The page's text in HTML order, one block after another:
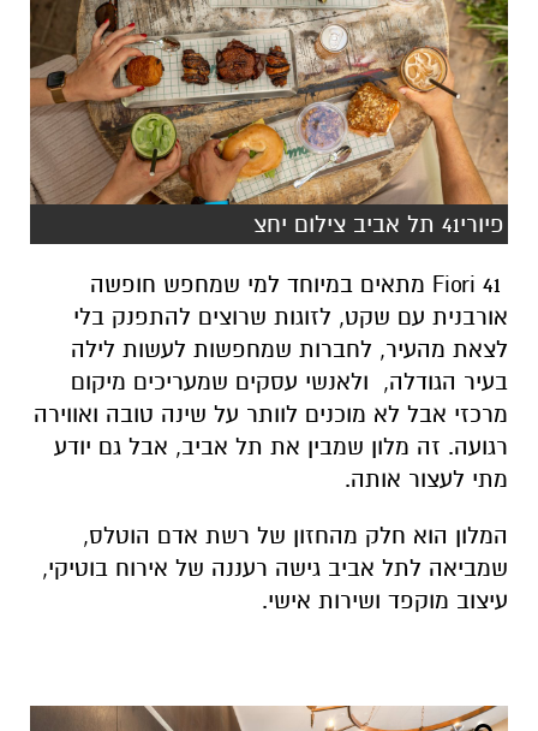
פיורי41 תל אביב צילום יחצ
מתאים במיוחד למי שמחפש חופשה
אורבנית עם שקט, לזוגות שרוצים להתפנק בלי
לצאת מהעיר, לחברות שמחפשות לעשות לילה
בעיר הגודלה, ולאנשי עסקים שמעריכים מיקום
מרכזי אבל לא מוכנים לוותר על שינה טובה ואווירה
רגועה. זה מלון שמבין את תל אביב, אבל גם יודע
מתי לעצור אותה.
המלון הוא חלק מהחזון של רשת אדם הוטלס,
שמביאה לתל אביב גישה רעננה של אירוח בוטיקי,
עיצוב מוקפד ושירות אישי.